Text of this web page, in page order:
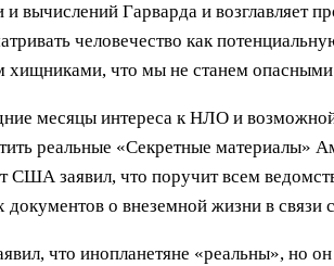
Гарварда и возглавляет
человечество как
хищниками, что мы не станем
месяцы интереса к НЛО и
реальные «Секретные материалы»
США заявил, что поручит всем
документов о внеземной жизни в
что инопланетяне «реальны», но